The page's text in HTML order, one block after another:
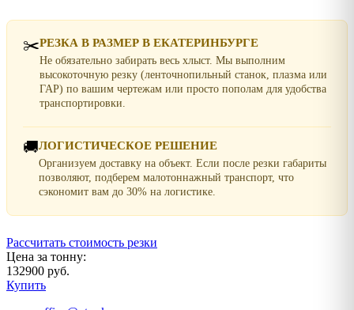
✂️РЕЗКА В РАЗМЕР В ЕКАТЕРИНБУРГЕ
Не обязательно забирать весь хлыст. Мы выполним
высокоточную резку (ленточнопильный станок, плазма или
ГАР) по вашим чертежам или просто пополам для удобства
транспортировки.
🚚ЛОГИСТИЧЕСКОЕ РЕШЕНИЕ
Организуем доставку на объект. Если после резки габариты
позволяют, подберем малотоннажный транспорт, что
сэкономит вам до 30% на логистике.
Рассчитать стоимость резки
Цена за тонну:
132900 руб.
Купить